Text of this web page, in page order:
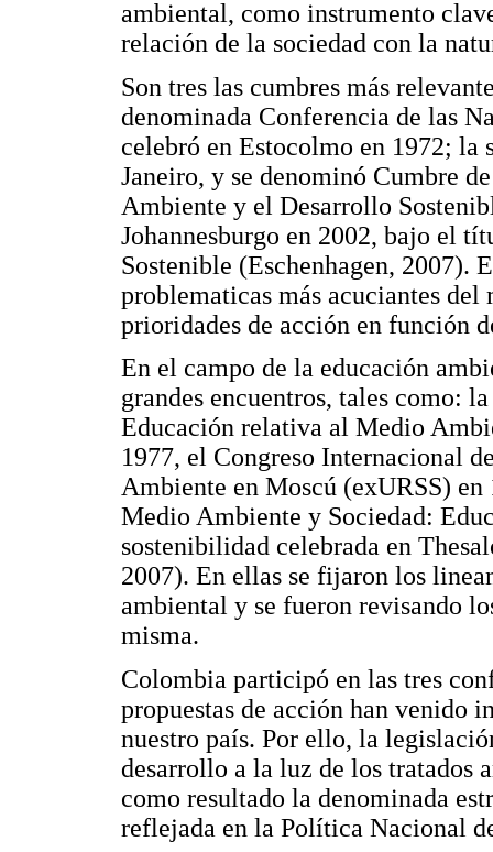
ambiental, como instrumento
relación de la sociedad con la
Son tres las cumbres más
denominada Conferencia de las
celebró en Estocolmo en 1972; la
Janeiro, y se denominó Cumbre
Ambiente y el Desarrollo
Johannesburgo en 2002, bajo el
Sostenible (Eschenhagen, 2007).
problematicas más acuciantes
prioridades de acción en función
En el campo de la educación
grandes encuentros, tales como:
Educación relativa al Medio
1977, el Congreso Internacional
Ambiente en Moscú (exURSS)
Medio Ambiente y Sociedad:
sostenibilidad celebrada en
2007). En ellas se fijaron los
ambiental y se fueron revisando
misma.
Colombia participó en las tres
propuestas de acción han venido
nuestro país. Por ello, la
desarrollo a la luz de los tratados
como resultado la denominada
reflejada en la Política Nacional